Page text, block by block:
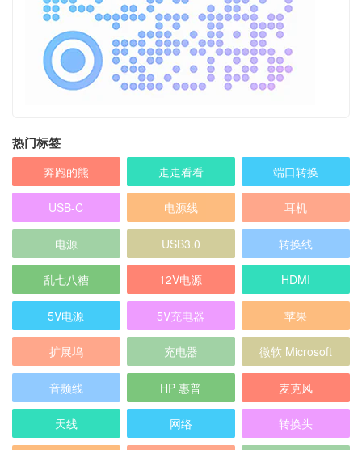
热门标签
奔跑的熊 走走看看 端口转换
USB-C 电源线 耳机
电源 USB3.0 转换线
乱七八糟 12V电源 HDMI
5V电源 5V充电器 苹果
扩展坞 充电器 微软 Microsoft
音频线 HP 惠普 麦克风
天线 网络 转换头